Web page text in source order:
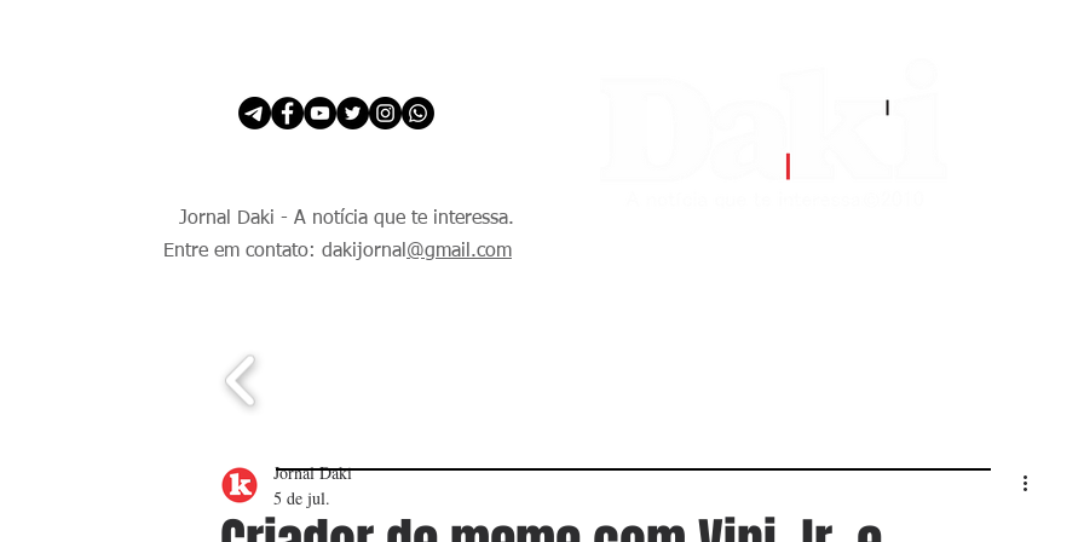
Jornal Daki - A notícia que te interessa.
Entre em contato: dakijornal @gmail.com
Jornal Daki
5 de jul.